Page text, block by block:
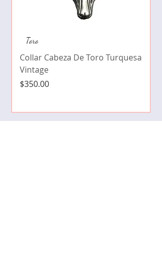
Toro
Collar Cabeza De Toro Turquesa
Vintage
Precio
$350.00